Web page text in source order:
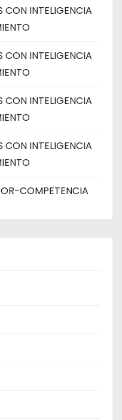
INTELIGENCIA
INTELIGENCIA
INTELIGENCIA
INTELIGENCIA
COMPETENCIA